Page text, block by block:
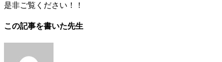
是非ご覧ください！！
この記事を書いた先生